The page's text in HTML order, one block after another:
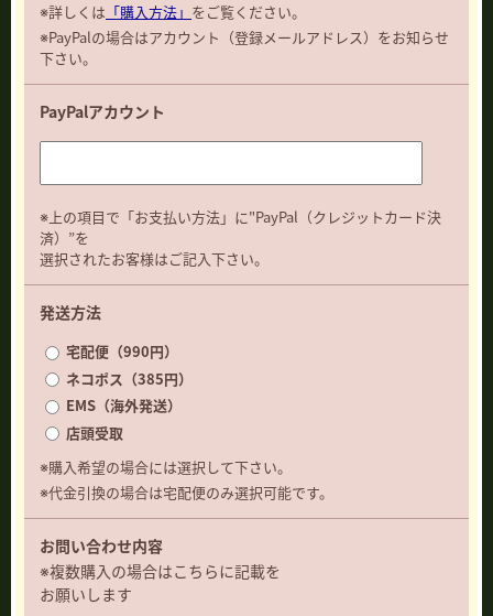
※詳しくは 「購入方法」 をご覧ください。
※PayPalの場合はアカウント（登録メールアドレス）をお知らせ
下さい。
PayPalアカウント
※上の項目で「お支払い方法」に"PayPal（クレジットカード決
済）”を
選択されたお客様はご記入下さい。
発送方法
宅配便（990円）
ネコポス（385円）
EMS（海外発送）
店頭受取
※購入希望の場合には選択して下さい。
※代金引換の場合は宅配便のみ選択可能です。
お問い合わせ内容
※複数購入の場合はこちらに記載を
お願いします